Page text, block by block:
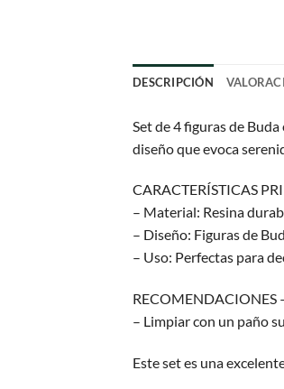
DESCRIPCIÓN
Set de 4 figuras de
diseño que evoca
CARACTERÍSTICAS
– Material: Resina
– Diseño: Figuras de
– Uso: Perfectas para
RECOMENDACIONES
– Limpiar con un paño
Este set es una